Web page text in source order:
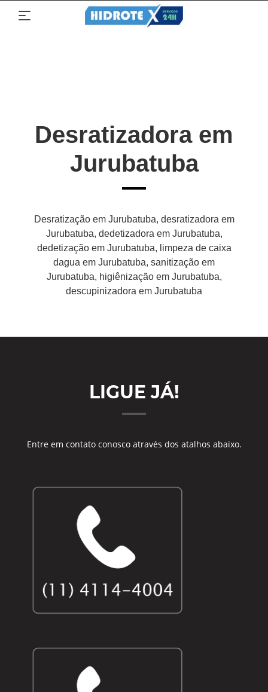
Desratizadora em
Jurubatuba
Desratização em Jurubatuba, desratizadora em
Jurubatuba, dedetizadora em Jurubatuba,
dedetização em Jurubatuba, limpeza de caixa
dagua em Jurubatuba, sanitização em
Jurubatuba, higiênização em Jurubatuba,
descupinizadora em Jurubatuba
LIGUE JÁ!
Entre em contato conosco através dos atalhos abaixo.